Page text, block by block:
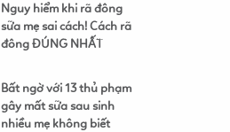
Nguy hiểm khi rã đông
sữa mẹ sai cách! Cách rã
đông ĐÚNG NHẤT
Bất ngờ với 13 thủ phạm
gây mất sữa sau sinh
nhiều mẹ không biết